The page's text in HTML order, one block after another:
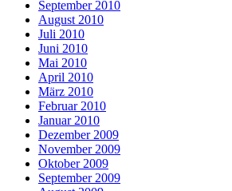
September 2010
August 2010
Juli 2010
Juni 2010
Mai 2010
April 2010
März 2010
Februar 2010
Januar 2010
Dezember 2009
November 2009
Oktober 2009
September 2009